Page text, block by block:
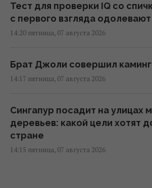
Тест для проверки IQ со
с первого взгляда
14:20 пятница, 07 августа 2026
Брат Джоли совершил
14:17 пятница, 07 августа 2026
Сингапур посадит на улицах
деревьев: какой цели хотят
стране
14:15 пятница, 07 августа 2026